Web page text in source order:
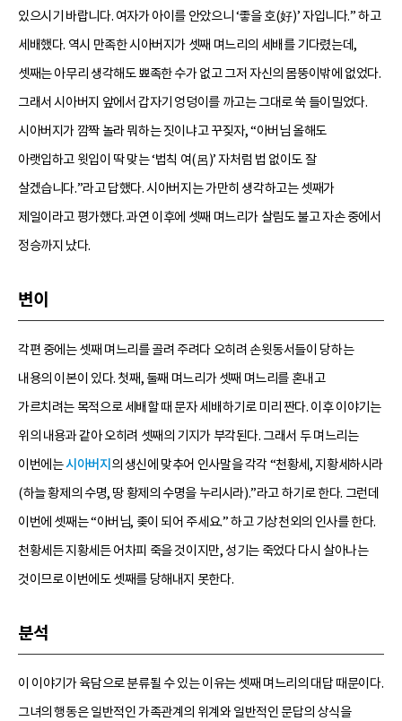
있으시기 바랍니다. 여자가 아이를 안았으니 ‘좋을 호(好)’ 자입니다.” 하고
세배했다. 역시 만족한 시아버지가 셋째 며느리의 세배를 기다렸는데,
셋째는 아무리 생각해도 뾰족한 수가 없고 그저 자신의 몸뚱이밖에 없었다.
그래서 시아버지 앞에서 갑자기 엉덩이를 까고는 그대로 쑥 들이밀었다.
시아버지가 깜짝 놀라 뭐하는 짓이냐고 꾸짖자, “아버님 올해도
아랫입하고 윗입이 딱 맞는 ‘법칙 여(呂)’ 자처럼 법 없이도 잘
살겠습니다.”라고 답했다. 시아버지는 가만히 생각하고는 셋째가
제일이라고 평가했다. 과연 이후에 셋째 며느리가 살림도 불고 자손 중에서
정승까지 났다.
변이
각편 중에는 셋째 며느리를 골려 주려다 오히려 손윗동서들이 당하는
내용의 이본이 있다. 첫째, 둘째 며느리가 셋째 며느리를 혼내고
가르치려는 목적으로 세배할 때 문자 세배하기로 미리 짠다. 이후 이야기는
위의 내용과 같아 오히려 셋째의 기지가 부각된다. 그래서 두 며느리는
이번에는시아버지 의 생신에 맞추어 인사말을 각각 “천황세, 지황세하시라
(하늘 황제의 수명, 땅 황제의 수명을 누리시라).”라고 하기로 한다. 그런데
이번에 셋째는 “아버님, 좆이 되어 주세요.” 하고 기상천외의 인사를 한다.
천황세든 지황세든 어차피 죽을 것이지만, 성기는 죽었다 다시 살아나는
것이므로 이번에도 셋째를 당해내지 못한다.
분석
이 이야기가 육담으로 분류될 수 있는 이유는 셋째 며느리의 대답 때문이다.
그녀의 행동은 일반적인 가족관계의 위계와 일반적인 문답의 상식을